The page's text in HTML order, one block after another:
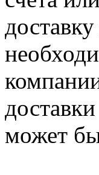
может